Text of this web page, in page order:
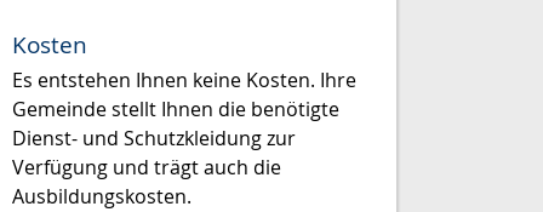
Kosten
Es entstehen Ihnen keine Kosten. Ihre
Gemeinde stellt Ihnen die benötigte
Dienst- und Schutzkleidung zur
Verfügung und trägt auch die
Ausbildungskosten.